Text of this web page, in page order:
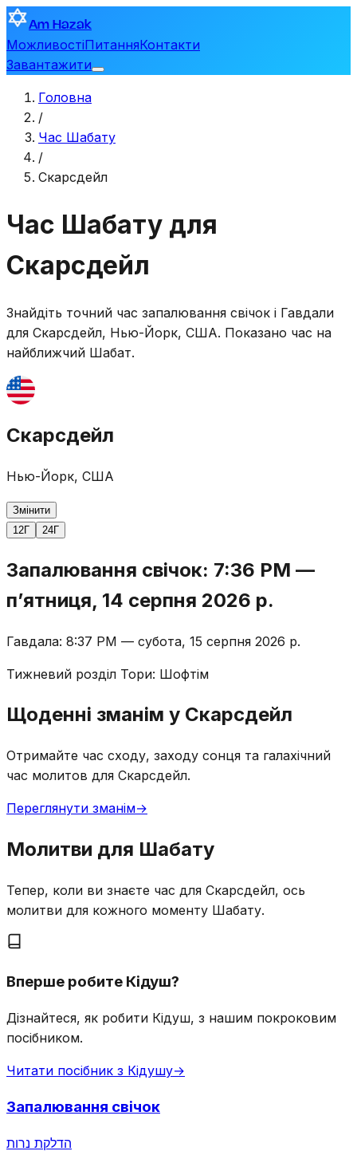
Am Hazak
МожливостіПитанняКонтакти
Завантажити
Головна
/
Час Шабату
/
Скарсдейл
Час Шабату для
Скарсдейл
Знайдіть точний час запалювання свічок і Гавдали
для Скарсдейл, Нью-Йорк, США. Показано час на
найближчий Шабат.
Скарсдейл
Нью-Йорк, США
Змінити
12Г
24Г
Запалювання свічок: 7:36 PM —
пʼятниця, 14 серпня 2026 р.
Гавдала: 8:37 PM — субота, 15 серпня 2026 р.
Тижневий розділ Тори: Шофтім
Щоденні зманім у Скарсдейл
Отримайте час сходу, заходу сонця та галахічний
час молитов для Скарсдейл.
Переглянути зманім→
Молитви для Шабату
Тепер, коли ви знаєте час для Скарсдейл, ось
молитви для кожного моменту Шабату.
Вперше робите Кідуш?
Дізнайтеся, як робити Кідуш, з нашим покроковим
посібником.
Читати посібник з Кідушу→
Запалювання свічок
הדלקת נרות